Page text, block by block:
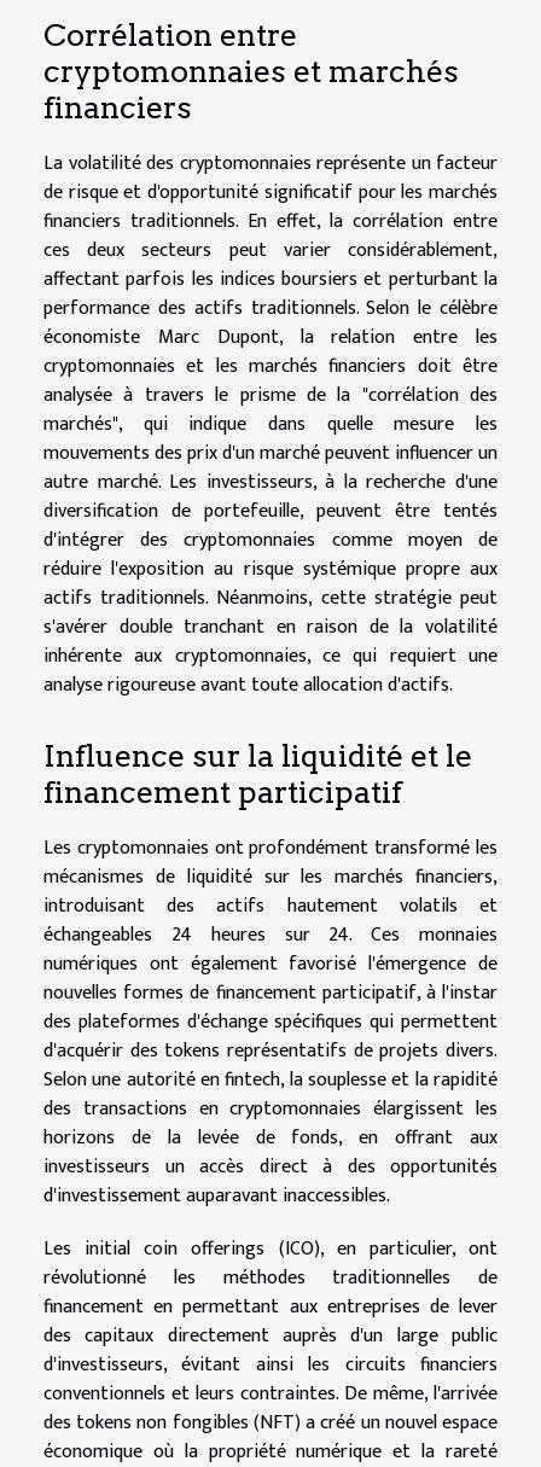
Corrélation entre
cryptomonnaies et marchés
financiers
La volatilité des cryptomonnaies représente un facteur
de risque et d'opportunité significatif pour les marchés
financiers traditionnels. En effet, la corrélation entre
ces deux secteurs peut varier considérablement,
affectant parfois les indices boursiers et perturbant la
performance des actifs traditionnels. Selon le célèbre
économiste Marc Dupont, la relation entre les
cryptomonnaies et les marchés financiers doit être
analysée à travers le prisme de la "corrélation des
marchés", qui indique dans quelle mesure les
mouvements des prix d'un marché peuvent influencer un
autre marché. Les investisseurs, à la recherche d'une
diversification de portefeuille, peuvent être tentés
d'intégrer des cryptomonnaies comme moyen de
réduire l'exposition au risque systémique propre aux
actifs traditionnels. Néanmoins, cette stratégie peut
s'avérer double tranchant en raison de la volatilité
inhérente aux cryptomonnaies, ce qui requiert une
analyse rigoureuse avant toute allocation d'actifs.
Influence sur la liquidité et le
financement participatif
Les cryptomonnaies ont profondément transformé les
mécanismes de liquidité sur les marchés financiers,
introduisant des actifs hautement volatils et
échangeables 24 heures sur 24. Ces monnaies
numériques ont également favorisé l'émergence de
nouvelles formes de financement participatif, à l'instar
des plateformes d'échange spécifiques qui permettent
d'acquérir des tokens représentatifs de projets divers.
Selon une autorité en fintech, la souplesse et la rapidité
des transactions en cryptomonnaies élargissent les
horizons de la levée de fonds, en offrant aux
investisseurs un accès direct à des opportunités
d'investissement auparavant inaccessibles.
Les initial coin offerings (ICO), en particulier, ont
révolutionné les méthodes traditionnelles de
financement en permettant aux entreprises de lever
des capitaux directement auprès d'un large public
d'investisseurs, évitant ainsi les circuits financiers
conventionnels et leurs contraintes. De même, l'arrivée
des tokens non fongibles (NFT) a créé un nouvel espace
économique où la propriété numérique et la rareté